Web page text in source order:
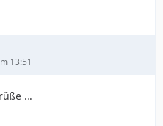
13:51
...